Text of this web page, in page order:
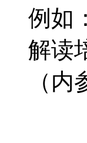
例如
解读
（内